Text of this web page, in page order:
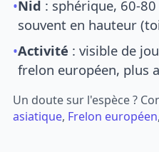
•Nid : sphérique, 60-
souvent en hauteur
•Activité : visible de
frelon européen, plus
Un doute sur l'espèce ?
asiatique, Frelon européen,